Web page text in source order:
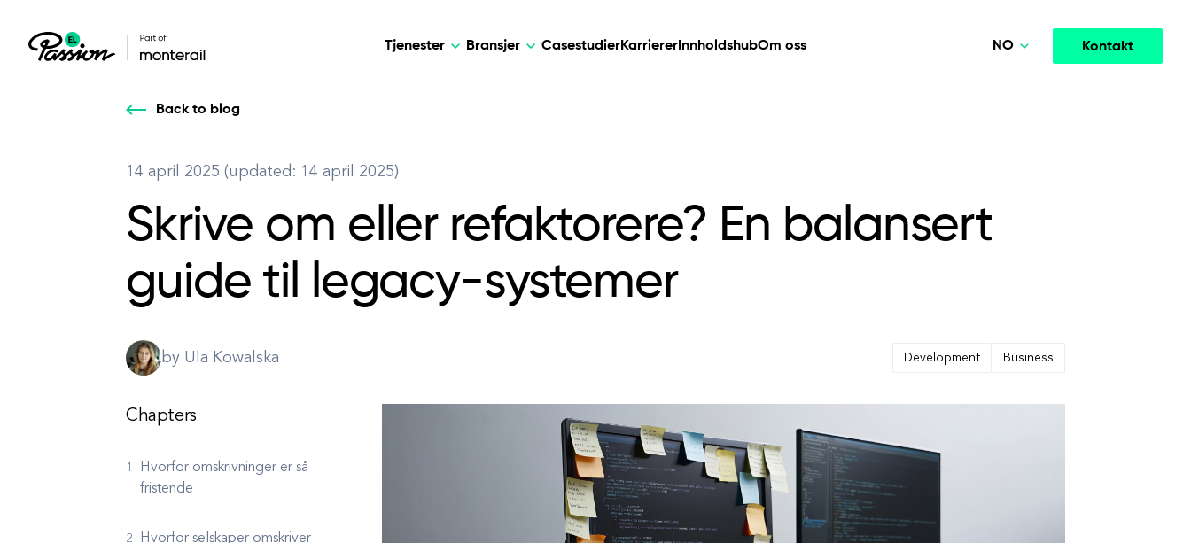
Tjenester
Våre tjenester: bygge,
digitale produkt.
Product Design
Mobile Development
Webflow Development
Bransjer
Våre tjenester: bygge,
digitale produkt.
Sikre og skalerbare løsninger for
pasientbehandling, databehandling og telehelse.
automatisering, datainnsikt og forretningsutvikling.
CasestudierKarrierer InnholdshubOm oss Kontakt
NO
Norsk
Back to blog
14 april 2025 (updated: 14 april 2025)
Skrive om eller refaktorere? En balansert
guide til legacy-systemer
by Ula Kowalska Development Business
Chapters
Hvorfor omskrivninger er så
fristende
Hvorfor selskaper omskriver